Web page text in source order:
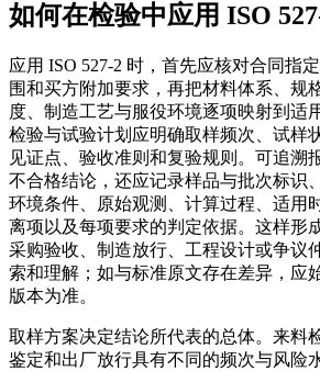
如何在检验中应用 ISO
应用 ISO 527-2 时，首先应核对合同指
围和买方附加要求，再把材料体系、规
度、制造工艺与服役环境逐项映射到适
检验与试验计划应明确取样频次、试样
见证点、验收准则和复验规则。可追溯
不合格结论，还应记录样品与批次标识
环境条件、原始观测、计算过程、适用
离项以及每项要求的判定依据。这样形
采购验收、制造放行、工程设计或争议
索和理解；如与标准原文存在差异，应
版本为准。
取样方案决定结论所代表的总体。来料
鉴定和出厂放行具有不同的频次与风险